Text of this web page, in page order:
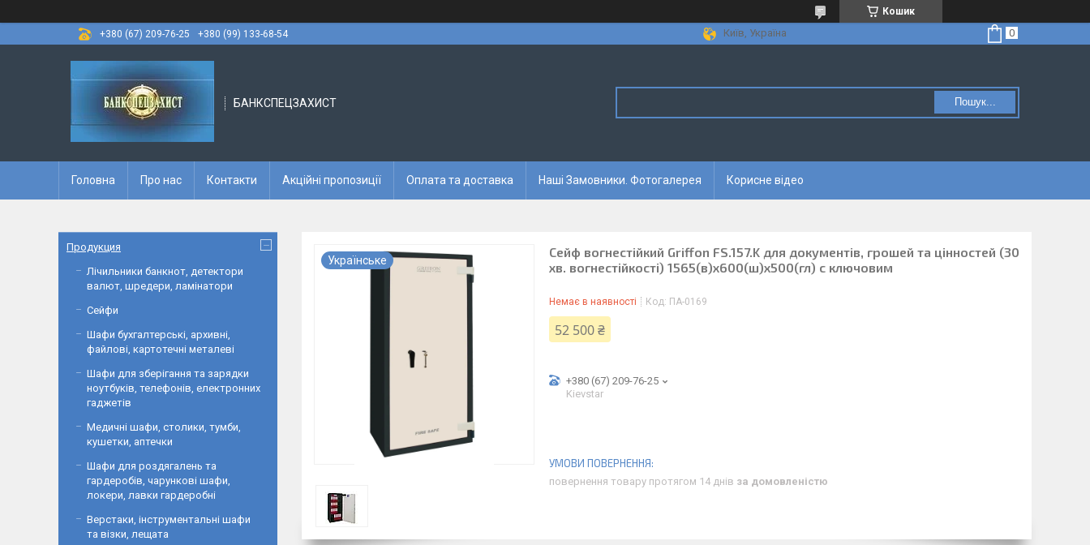
Кошик
+380 (67) 209-76-25
+380 (99) 133-68-54 Київ, Україна
БАНКСПЕЦЗАХИСТ Пошук...
Головна Про нас Контакти Акційні пропозиції Оплата та доставка Наші Замовники. Фотогалерея Корисне відео
Українське
Сейф вогнестійкий Griffon FS.157.K для документів, грошей та цінностей (30
хв. вогнестійкості) 1565(в)х600(ш)х500(гл) с ключовим
Немає в наявності Код: ПА-0169
52 500 ₴
+380 (67) 209-76-25
Kievstar
повернення товару протягом 14 днів за домовленістю
Продукция
Лічильники банкнот, детектори
валют, шредери, ламінатори
Сейфи
Шафи бухгалтерські, архивні,
файлові, картотечні металеві
Шафи для зберігання та зарядки
ноутбуків, телефонів, електронних
гаджетів
Медичні шафи, столики, тумби,
кушетки, аптечки
Шафи для роздягалень та
гардеробів, чарункові шафи,
локери, лавки гардеробні
Верстаки, інструментальні шафи
та візки, лещата